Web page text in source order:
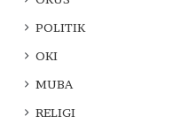
POLITIK
OKI
MUBA
RELIGI